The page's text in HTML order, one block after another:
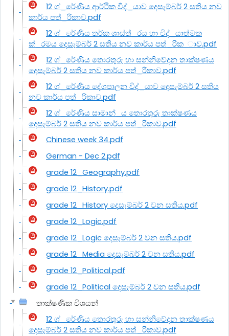
12 ශ්_රේණිය ආර්ථික විද්_යාව දෙසැම්බර් 2 සතිය නව
කාර්ය පත්_රිකාව.pdf
12 ශ්_රේණිය තර්ක ශාස්ත්_රය හා විද්_යාත්මක
ක්_රමය දෙසැම්බර් 2 සතිය නව කාර්ය පත්_රික_ාව.pdf
12 ශ්_රේණිය තොරතුරු හා සන්නිවේදන තාක්ෂණය
දෙසැම්බර් 2 සතිය නව කාර්ය පත්_රිකාව.pdf
12 ශ්_රේණිය දේශපාලන විද්_යාව දෙසැම්බර් 2 සතිය
නව කාර්ය පත්_රිකාව.pdf
12 ශ්_රේණිය සාමාන්_ය තොරතුරු තාක්ෂණය
දෙසැම්බර් 2 සතිය නව කාර්ය පත්_රිකාව.pdf
Chinese week 34.pdf
German - Dec 2.pdf
grade 12_Geography.pdf
grade 12_History.pdf
grade 12_History දෙසැම්බර් 2 වන සතිය.pdf
grade 12_Logic.pdf
grade 12_Logic දෙසැම්බර් 2 වන සතිය.pdf
grade 12_Media දෙසැම්බර් 2 වන සතිය.pdf
grade 12_Political.pdf
grade 12_Political දෙසැම්බර් 2 වන සතිය.pdf
තාක්ෂණික විශයන්
12 ශ්_රේණිය තොරතුරු හා සන්නිවේදන තාක්ෂණය
දෙසැම්බර් 2 සතිය නව කාර්ය පත්_රිකාව.pdf